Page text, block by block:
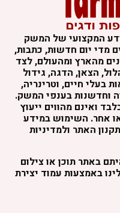
המקצועי של המשק
מדי יום חדשות, כתבות,
מהארץ ומהעולם, לצד
הצאן, הדגה, גידול
בעלי חיים, וטרינריה,
וחדשנות בענפי המשק.
ואינם מהווים ייעוץ
אחר. השימוש במידע
האתר ולמדיניות
באתר תוכן או צילום
באמצעות עמוד יצירת